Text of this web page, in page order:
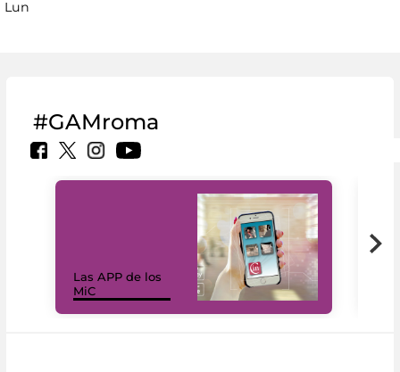
Lun
#GAMroma
Las APP de los
MiC